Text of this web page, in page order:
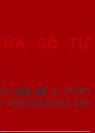
GỖ TỰ
cửa gỗ tự nhiên
m2 đến